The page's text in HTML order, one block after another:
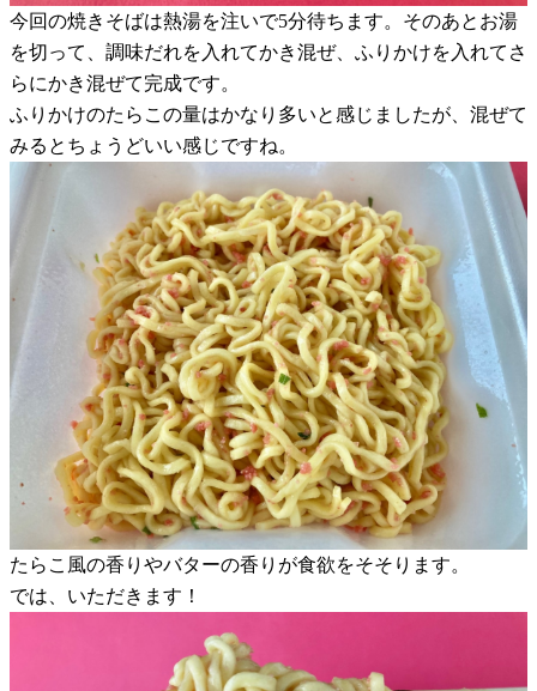
今回の焼きそばは熱湯を注いで5分待ちます。そのあとお湯
を切って、調味だれを入れてかき混ぜ、ふりかけを入れてさ
らにかき混ぜて完成です。
ふりかけのたらこの量はかなり多いと感じましたが、混ぜて
みるとちょうどいい感じですね。
たらこ風の香りやバターの香りが食欲をそそります。
では、いただきます！